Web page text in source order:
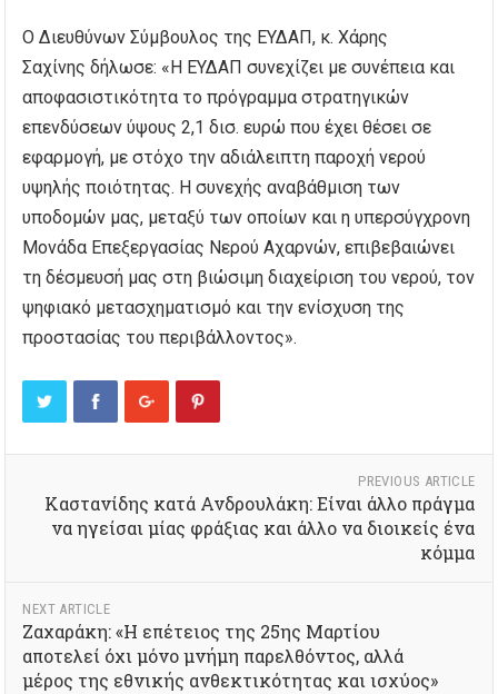
Ο Διευθύνων Σύμβουλος της ΕΥΔΑΠ, κ. Χάρης
Σαχίνης δήλωσε: «Η ΕΥΔΑΠ συνεχίζει με συνέπεια και
αποφασιστικότητα το πρόγραμμα στρατηγικών
επενδύσεων ύψους 2,1 δισ. ευρώ που έχει θέσει σε
εφαρμογή, με στόχο την αδιάλειπτη παροχή νερού
υψηλής ποιότητας. Η συνεχής αναβάθμιση των
υποδομών μας, μεταξύ των οποίων και η υπερσύγχρονη
Μονάδα Επεξεργασίας Νερού Αχαρνών, επιβεβαιώνει
τη δέσμευσή μας στη βιώσιμη διαχείριση του νερού, τον
ψηφιακό μετασχηματισμό και την ενίσχυση της
προστασίας του περιβάλλοντος».
PREVIOUS ARTICLE
Καστανίδης κατά Ανδρουλάκη: Είναι άλλο πράγμα
να ηγείσαι μίας φράξιας και άλλο να διοικείς ένα
κόμμα
NEXT ARTICLE
Ζαχαράκη: «Η επέτειος της 25ης Μαρτίου
αποτελεί όχι μόνο μνήμη παρελθόντος, αλλά
μέρος της εθνικής ανθεκτικότητας και ισχύος»